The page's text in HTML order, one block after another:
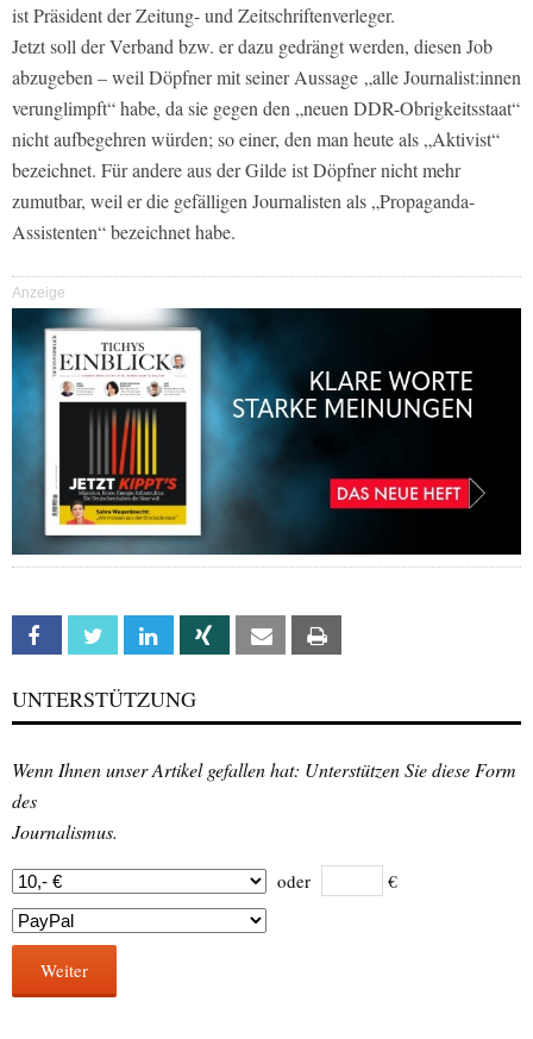
ist Präsident der Zeitung- und Zeitschriftenverleger.
Jetzt soll der Verband bzw. er dazu gedrängt werden, diesen Job
abzugeben – weil Döpfner mit seiner Aussage „alle Journalist:innen
verunglimpft“ habe, da sie gegen den „neuen DDR-Obrigkeitsstaat“
nicht aufbegehren würden; so einer, den man heute als „Aktivist“
bezeichnet. Für andere aus der Gilde ist Döpfner nicht mehr
zumutbar, weil er die gefälligen Journalisten als „Propaganda-
Assistenten“ bezeichnet habe.
Anzeige
Facebook Twitter Linkedin Xing Email
UNTERSTÜTZUNG
Wenn Ihnen unser Artikel gefallen hat: Unterstützen Sie diese Form
des
Journalismus.
oder €
Weiter